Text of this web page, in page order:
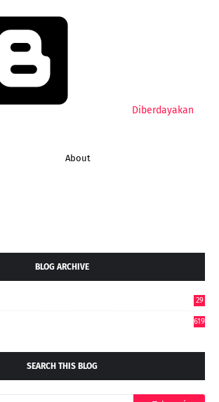
Diberdayakan
About
BLOG ARCHIVE
29
619
SEARCH THIS BLOG